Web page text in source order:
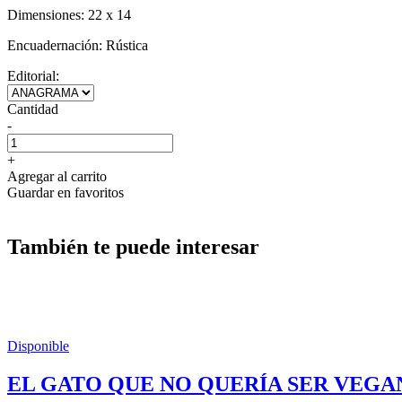
Dimensiones: 22 x 14
Encuadernación: Rústica
Editorial:
Cantidad
-
+
Agregar al carrito
Guardar en favoritos
También te puede interesar
Disponible
EL GATO QUE NO QUERÍA SER